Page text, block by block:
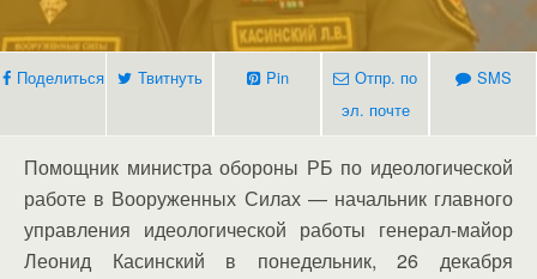
Поделиться Твитнуть Pin
Отпр. по
эл. почте
SMS
Помощник министра обороны РБ по идеологической
работе в Вооруженных Силах — начальник главного
управления идеологической работы генерал-майор
Леонид Касинский в понедельник, 26 декабря